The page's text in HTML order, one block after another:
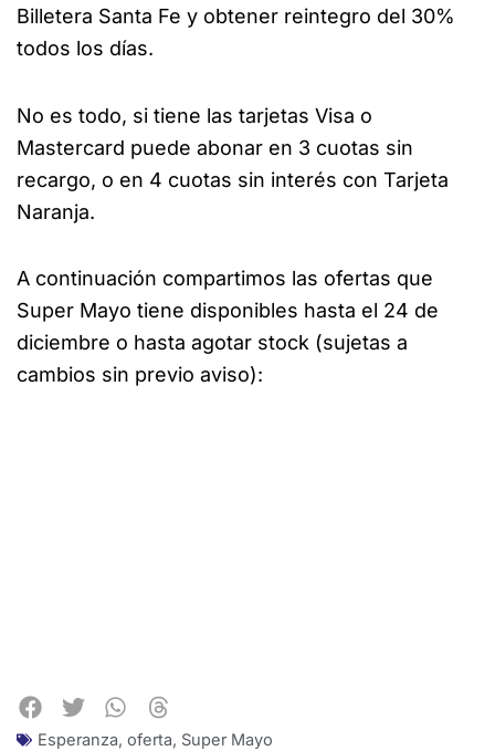
Billetera Santa Fe y obtener reintegro del 30%
todos los días.
No es todo, si tiene las tarjetas Visa o
Mastercard puede abonar en 3 cuotas sin
recargo, o en 4 cuotas sin interés con Tarjeta
Naranja.
A continuación compartimos las ofertas que
Super Mayo tiene disponibles hasta el 24 de
diciembre o hasta agotar stock (sujetas a
cambios sin previo aviso):
Esperanza, oferta, Super Mayo